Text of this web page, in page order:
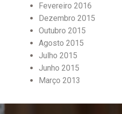
Fevereiro 2016
Dezembro 2015
Outubro 2015
Agosto 2015
Julho 2015
Junho 2015
Março 2013